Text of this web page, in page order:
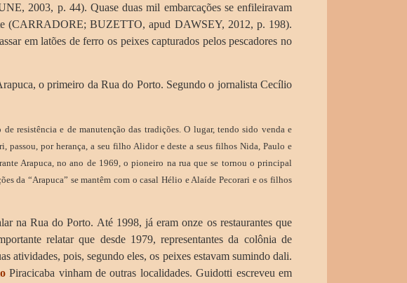
2003, p. 44). Quase duas mil embarcações se enfileiravam
(CARRADORE; BUZETTO, apud DAWSEY, 2012, p. 198).
em latões de ferro os peixes capturados pelos pescadores no
o primeiro da Rua do Porto. Segundo o jornalista Cecílio
resistência e de manutenção das tradições. O lugar, tendo sido venda e
por herança, a seu filho Alidor e deste a seus filhos Nida, Paulo e
Arapuca, no ano de 1969, o pioneiro na rua que se tornou o principal
da “Arapuca” se mantêm com o casal Hélio e Alaíde Pecorari e os filhos
na Rua do Porto. Até 1998, já eram onze os restaurantes que
relatar que desde 1979, representantes da colônia de
atividades, pois, segundo eles, os peixes estavam sumindo dali.
Piracicaba vinham de outras localidades. Guidotti escreveu em